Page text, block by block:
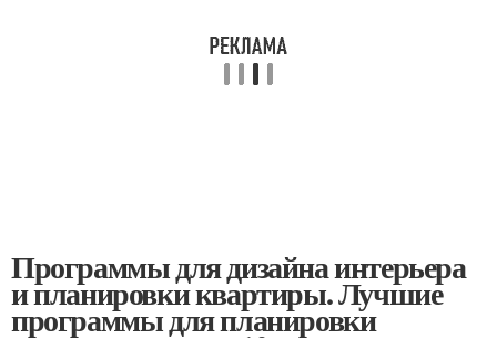
Программы для дизайна интерьера
и планировки квартиры. Лучшие
программы для планировки